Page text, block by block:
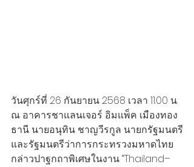
วันศุกร์ที่ 26 กันยายน 2568 เวลา 11.00 น.
ณ อาคารชาแลนเจอร์ อิมแพ็ค เมืองทอง
ธานี นายอนุทิน ชาญวีรกูล นายกรัฐมนตรี
และรัฐมนตรีว่าการกระทรวงมหาดไทย
กล่าวปาฐกถาพิเศษในงาน “Thailand–